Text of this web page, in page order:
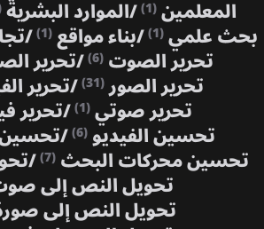
المعلمين(1)
/الموارد البشرية
بحث علمي(1)
/بناء مواقع(1)
/
تحرير الصوت (6)
/تحرير
تحرير الصور(31)
/تحرير
تحرير صوتي(1)
/تحرير
تحسين الفيديو(6)
/
تحسين محركات البحث (7)
/
تحويل النص إلى
تحويل النص إلى